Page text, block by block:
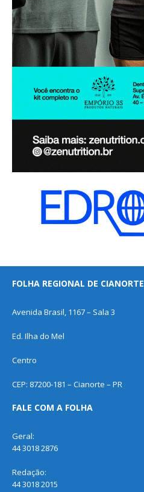
FOLHA REGIONAL DE CIANORTE
Avenida Brasil, 1167 – Sala 3
Ed. Ilha do Mel
Centro
CEP: 87200-181 – Cianorte – PR
FALE COM A FOLHA
Geral:
44 3018 2876
Redação:
44 3018 2015